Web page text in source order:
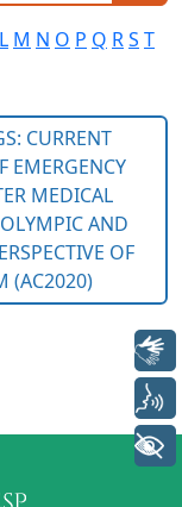
L M N O P Q RS T